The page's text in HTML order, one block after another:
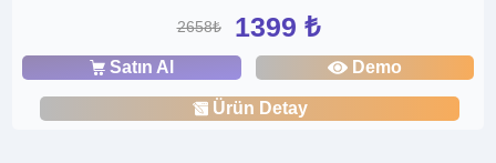
2658₺ 1399 ₺
Satın Al Demo
Ürün Detay